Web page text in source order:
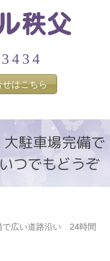
父
せはこちら
駐車場完備で
つでもどうぞ
広い道路沿い 24時間